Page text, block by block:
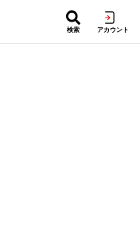
検索 アカウント